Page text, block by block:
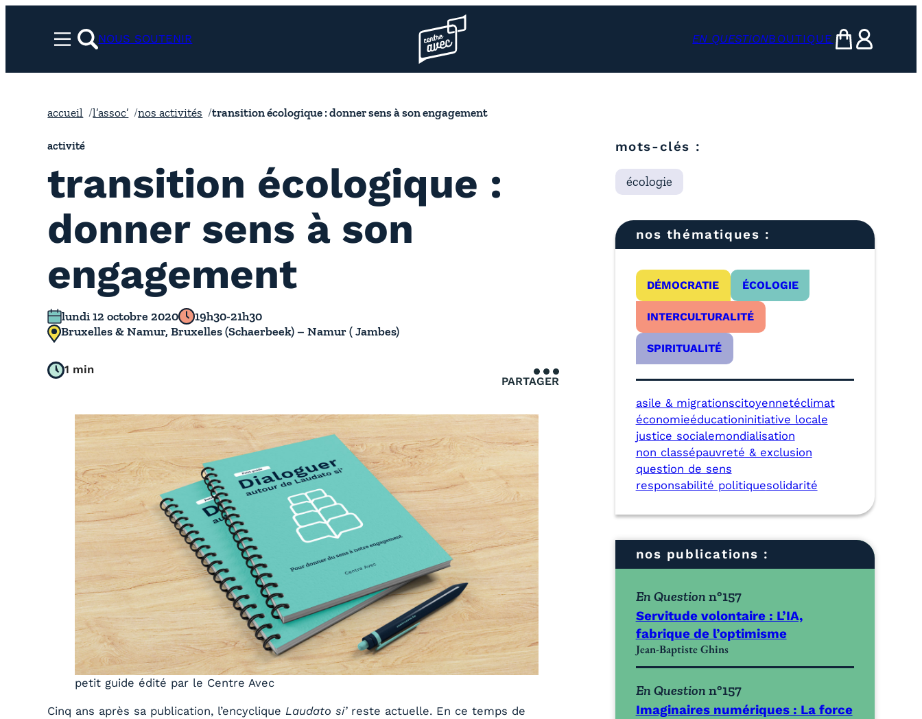
Menurechercher
NOUS SOUTENIR
Page d’accueil l’association
EN QUESTIONBOUTIQUE
mon panier
ma compte
accueil l’assoc’ nos activités transition écologique : donner sens à son engagement
activité
transition écologique :
donner sens à son
engagement
lundi 12 octobre 2020
19h30-21h30
Bruxelles & Namur, Bruxelles (Schaerbeek) – Namur ( Jambes)
1 min
PARTAGER
petit guide édité par le Centre Avec
Cinq ans après sa publication, l’encyclique Laudato si’reste actuelle. En ce temps de
mots-clés :
écologie
nos thématiques :
DÉMOCRATIE ÉCOLOGIE
INTERCULTURALITÉ
SPIRITUALITÉ
asile & migrationscitoyennetéclimat
économieéducationinitiative locale
justice socialemondialisation
non classépauvreté & exclusion
question de sens
responsabilité politiquesolidarité
nos publications :
Servitude volontaire : L’IA,
fabrique de l’optimisme
En Question n°157
Jean-Baptiste Ghins
Imaginaires numériques : La force
En Question n°157